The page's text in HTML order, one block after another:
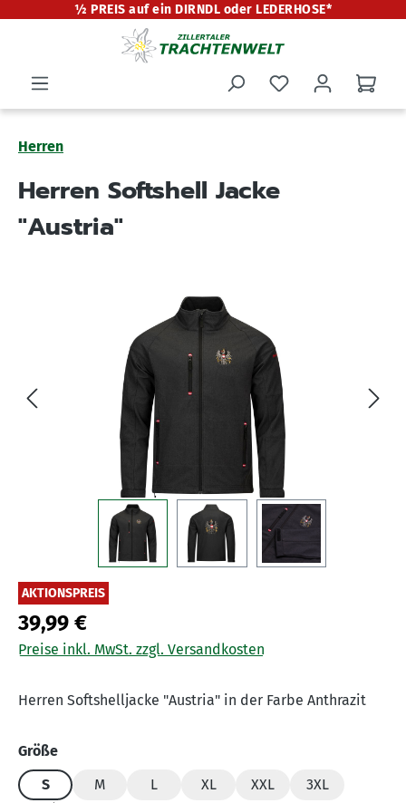
springen
½ PREIS auf ein DIRNDL oder LEDERHOSE*
Herren
Herren Softshell Jacke
"Austria"
Bildergalerie überspringen
AKTIONSPREIS
39,99 €
Preise inkl. MwSt. zzgl. Versandkosten
Herren Softshelljacke "Austria" in der Farbe Anthrazit
Größeauswählen
S
M L XL XXL
3XL